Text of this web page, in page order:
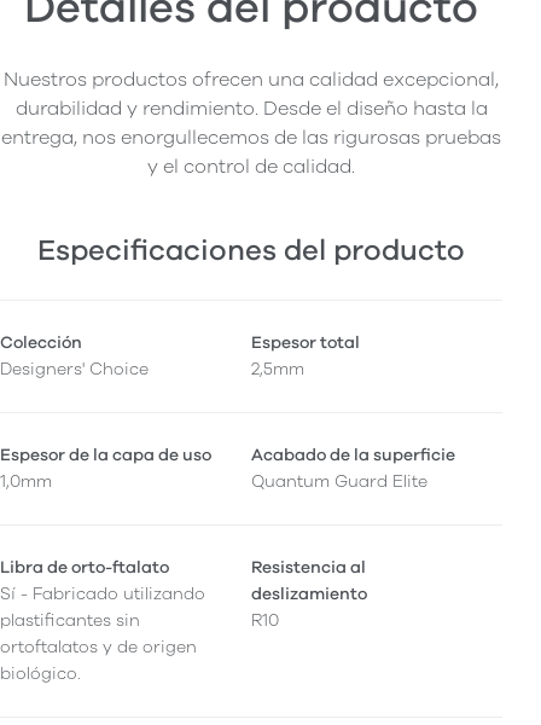
Nuestros productos ofrecen una calidad excepcional,
durabilidad y rendimiento. Desde el diseño hasta la
entrega, nos enorgullecemos de las rigurosas pruebas
y el control de calidad.
Especificaciones del producto
Colección
Designers' Choice
Espesor total
2,5mm
Espesor de la capa de uso
1,0mm
Acabado de la superficie
Quantum Guard Elite
Libra de orto-ftalato
Sí - Fabricado utilizando
plastificantes sin
ortoftalatos y de origen
biológico.
Resistencia al
deslizamiento
R10